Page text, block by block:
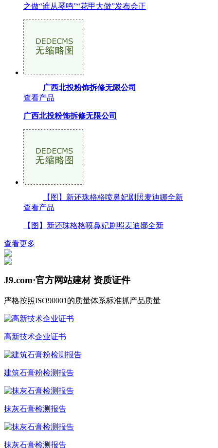
之做“谁从琴鸣”“花甲大做”发布会正
广西北投粉饰拆修无限公司
查看产品
广西北投粉饰拆修无限公司
【图】新还珠格格喷鼻妃剧照麦迪娜全新
查看产品
【图】新还珠格格喷鼻妃剧照麦迪娜全新
查看更多
J9.com·官方网站建材 资质证件
严格按照ISO90001的质量体系标准抓产品质量
高新技术企业证书
建筑石膏粉检测报告
抹灰石膏检测报告
抹灰石膏检测报告